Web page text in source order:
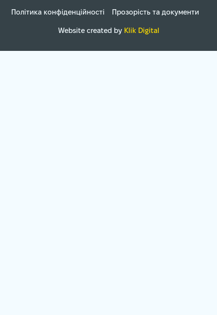
Політика конфіденційності Прозорість та документи
Website created by Klik Digital